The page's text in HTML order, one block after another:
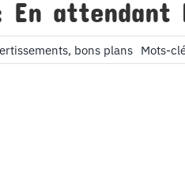
attendant
bons plans Mots-